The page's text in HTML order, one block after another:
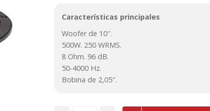
Características principales
Woofer de 10″.
500W. 250 WRMS.
8 Ohm. 96 dB.
50-4000 Hz.
Bobina de 2,05″.